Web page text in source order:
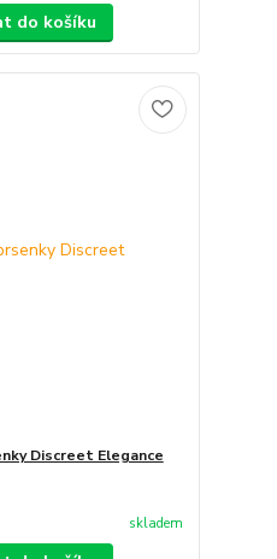
do košíku
Discreet Elegance
skladem